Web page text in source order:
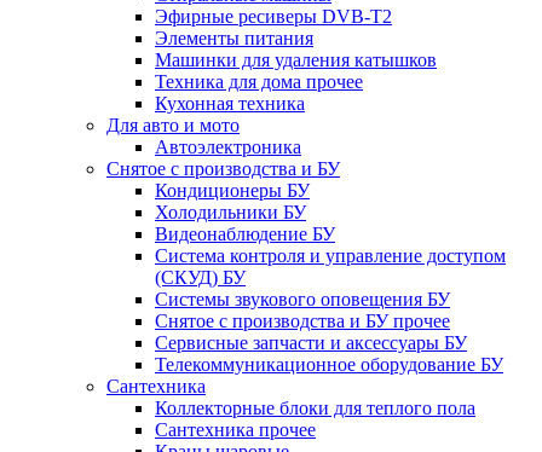
Эфирные ресиверы DVB-T2
Элементы питания
Машинки для удаления катышков
Техника для дома прочее
Кухонная техника
Для авто и мото
Автоэлектроника
Снятое с производства и БУ
Кондиционеры БУ
Холодильники БУ
Видеонаблюдение БУ
Система контроля и управление доступом
(СКУД) БУ
Системы звукового оповещения БУ
Снятое с производства и БУ прочее
Сервисные запчасти и аксессуары БУ
Телекоммуникационное оборудование БУ
Сантехника
Коллекторные блоки для теплого пола
Сантехника прочее